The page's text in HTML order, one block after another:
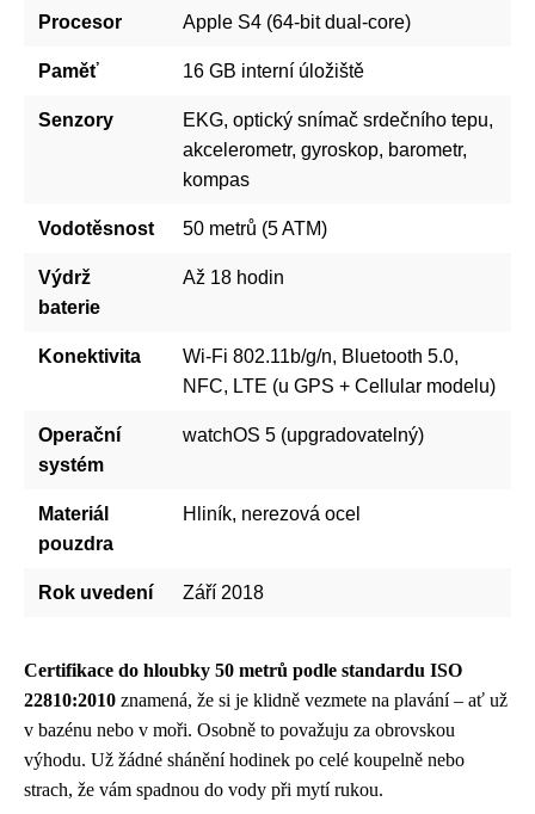
Procesor Apple S4 (64-bit dual-core)
Paměť 16 GB interní úložiště
Senzory
EKG, optický snímač srdečního tepu,
akcelerometr, gyroskop, barometr,
kompas
Vodotěsnost 50 metrů (5 ATM)
Výdrž
baterie
Až 18 hodin
Konektivita
Wi-Fi 802.11b/g/n, Bluetooth 5.0,
NFC, LTE (u GPS + Cellular modelu)
Operační
systém
watchOS 5 (upgradovatelný)
Materiál
pouzdra
Hliník, nerezová ocel
Rok uvedení Září 2018
Certifikace do hloubky 50 metrů podle standardu ISO
22810:2010 znamená, že si je klidně vezmete na plavání – ať už
v bazénu nebo v moři. Osobně to považuju za obrovskou
výhodu. Už žádné shánění hodinek po celé koupelně nebo
strach, že vám spadnou do vody při mytí rukou.